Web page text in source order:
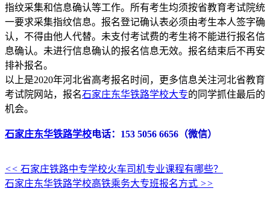
指纹采集和信息确认等工作。所有考生均须按省教育考试院统
一要求采集指纹信息。报名登记确认表必须由考生本人签字确
认，不得由他人代替。未支付考试费的考生将不能进行报名信
息确认。未进行信息确认的报名信息无效。报名结束后不再安
排补报名。
以上是2020年河北省高考报名时间，更多信息关注河北省教育
考试院网站，报名石家庄东华铁路学校大专的同学抓住最后的
机会。
石家庄东华铁路学校电话：153 5056 6656（微信）
<< 石家庄铁路中专学校火车司机专业课程有哪些？
石家庄东华铁路学校高铁乘务大专班报名方式 >>